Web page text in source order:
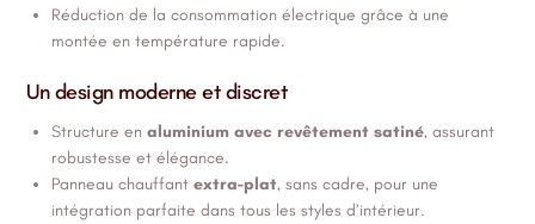
Réduction de la consommation électrique grâce à une
montée en température rapide.
Un design moderne et discret
Structure enaluminium avec revêtement satiné, assurant
robustesse et élégance.
Panneau chauffantextra-plat, sans cadre, pour une
intégration parfaite dans tous les styles d’intérieur.